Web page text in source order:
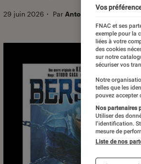
29 juin 2026 ・ Par Antoine
Vos
FNAC et ses
exemple pour la
liées à votre
des cookies
sur notre
sécuriser vos
Notre
telles que les
pouvez accepter
Nos partenaires
Utiliser des
l’identification.
mesure de
Liste de nos